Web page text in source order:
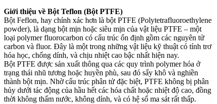
Giới thiệu về Bột Teflon (Bột PTFE)
Bột Feflon, hay chính xác hơn là bột PTFE (Polytetrafluoroethylene
powder), là dạng bột mịn hoặc siêu mịn của vật liệu PTFE – một
loại polymer fluorocarbon có cấu trúc ổn định gồm các nguyên tử
carbon và fluor. Đây là một trong những vật liệu kỹ thuật có tính trơ
hóa học, chống dính, và chịu nhiệt cao bậc nhất hiện nay.
Bột PTFE được sản xuất thông qua các quy trình polymer hóa ở
trạng thái nhũ tương hoặc huyền phù, sau đó sấy khô và nghiền
thành bột mịn. Nhờ cấu trúc phân tử đặc biệt, PTFE không bị phân
hủy dưới tác động của hầu hết các hóa chất hoặc nhiệt độ cao, đồng
thời không thấm nước, không dính, và có hệ số ma sát rất thấp.